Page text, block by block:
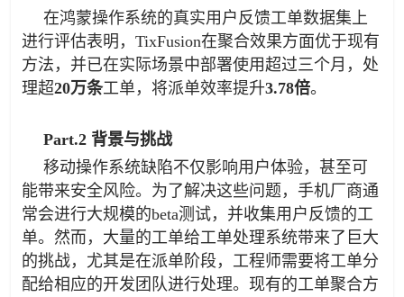
在鸿蒙操作系统的真实用户反馈工单数据集上
进行评估表明，TixFusion在聚合效果方面优于现有
方法，并已在实际场景中部署使用超过三个月，处
理超20万条工单，将派单效率提升3.78倍。
Part.2 背景与挑战
移动操作系统缺陷不仅影响用户体验，甚至可
能带来安全风险。为了解决这些问题，手机厂商通
常会进行大规模的beta测试，并收集用户反馈的工
单。然而，大量的工单给工单处理系统带来了巨大
的挑战，尤其是在派单阶段，工程师需要将工单分
配给相应的开发团队进行处理。现有的工单聚合方